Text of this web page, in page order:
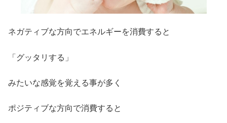
ネガティブな方向でエネルギーを消費すると
「グッタリする」
みたいな感覚を覚える事が多く
ポジティブな方向で消費すると